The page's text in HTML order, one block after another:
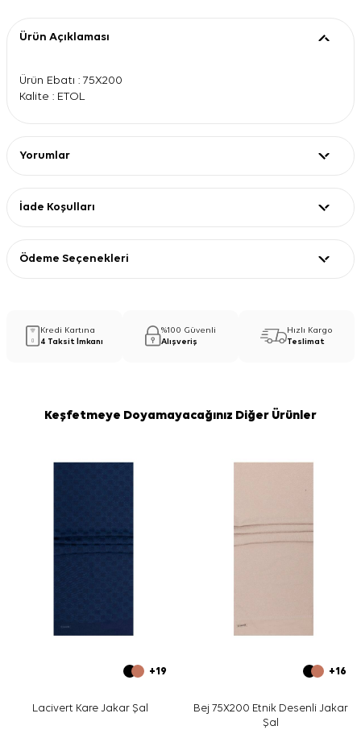
Ürün Açıklaması
Ürün Ebatı : 75X200
Kalite : ETOL
Yorumlar
İade Koşulları
Ödeme Seçenekleri
Kredi Kartına
4 Taksit İmkanı
%100 Güvenli
Alışveriş
Hızlı Kargo
Teslimat
Keşfetmeye Doyamayacağınız Diğer Ürünler
+19
Lacivert Kare Jakar Şal
+16
Bej 75X200 Etnik Desenli Jakar
Şal